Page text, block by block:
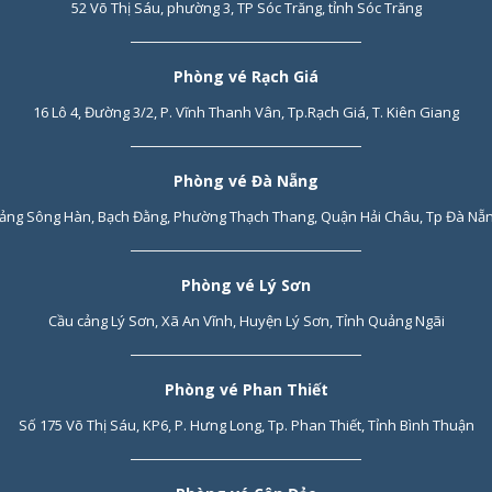
52 Võ Thị Sáu, phường 3, TP Sóc Trăng, tỉnh Sóc Trăng
Phòng vé Rạch Giá
16 Lô 4, Đường 3/2, P. Vĩnh Thanh Vân, Tp.Rạch Giá, T. Kiên Giang
Phòng vé Đà Nẵng
Sông Hàn, Bạch Đằng, Phường Thạch Thang, Quận Hải Châu, Tp Đà
Phòng vé Lý Sơn
Cầu cảng Lý Sơn, Xã An Vĩnh, Huyện Lý Sơn, Tỉnh Quảng Ngãi
Phòng vé Phan Thiết
Số 175 Võ Thị Sáu, KP6, P. Hưng Long, Tp. Phan Thiết, Tỉnh Bình Thuận